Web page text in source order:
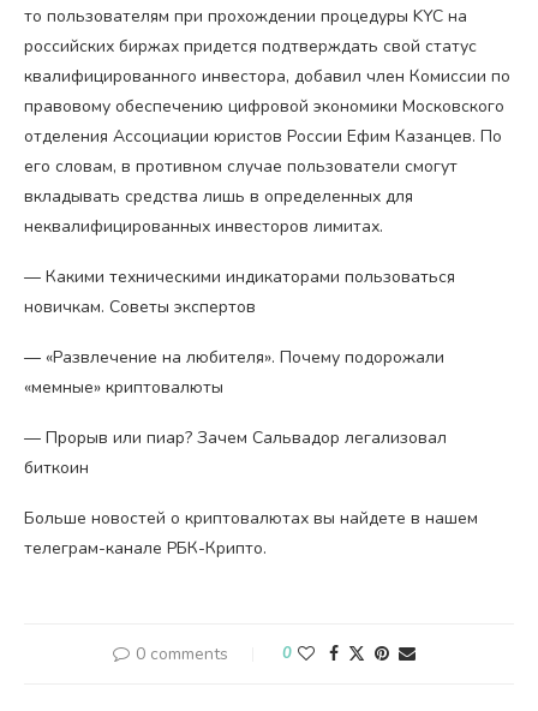
то пользователям при прохождении процедуры KYC на
российских биржах придется подтверждать свой статус
квалифицированного инвестора, добавил член Комиссии по
правовому обеспечению цифровой экономики Московского
отделения Ассоциации юристов России Ефим Казанцев. По
его словам, в противном случае пользователи смогут
вкладывать средства лишь в определенных для
неквалифицированных инвесторов лимитах.
— Какими техническими индикаторами пользоваться
новичкам. Советы экспертов
— «Развлечение на любителя». Почему подорожали
«мемные» криптовалюты
— Прорыв или пиар? Зачем Сальвадор легализовал
биткоин
Больше новостей о криптовалютах вы найдете в нашем
телеграм-канале РБК-Крипто.
0 comments 0